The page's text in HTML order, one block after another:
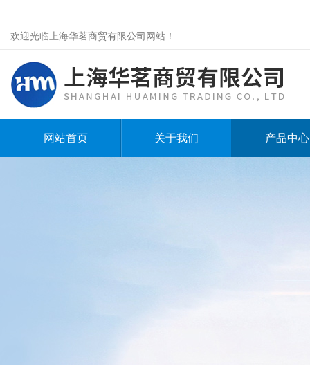
欢迎光临上海华茗商贸有限公司网站！
网站首页 关于我们 产品中心